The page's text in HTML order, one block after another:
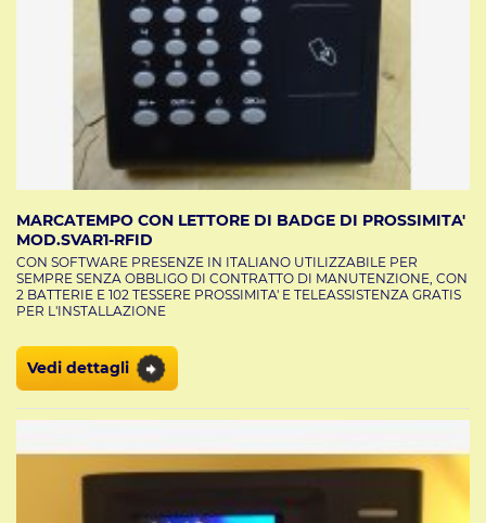
MARCATEMPO CON LETTORE DI BADGE DI PROSSIMITA'
MOD.SVAR1-RFID
CON SOFTWARE PRESENZE IN ITALIANO UTILIZZABILE PER
SEMPRE SENZA OBBLIGO DI CONTRATTO DI MANUTENZIONE, CON
2 BATTERIE E 102 TESSERE PROSSIMITA' E TELEASSISTENZA GRATIS
PER L'INSTALLAZIONE
Vedi dettagli